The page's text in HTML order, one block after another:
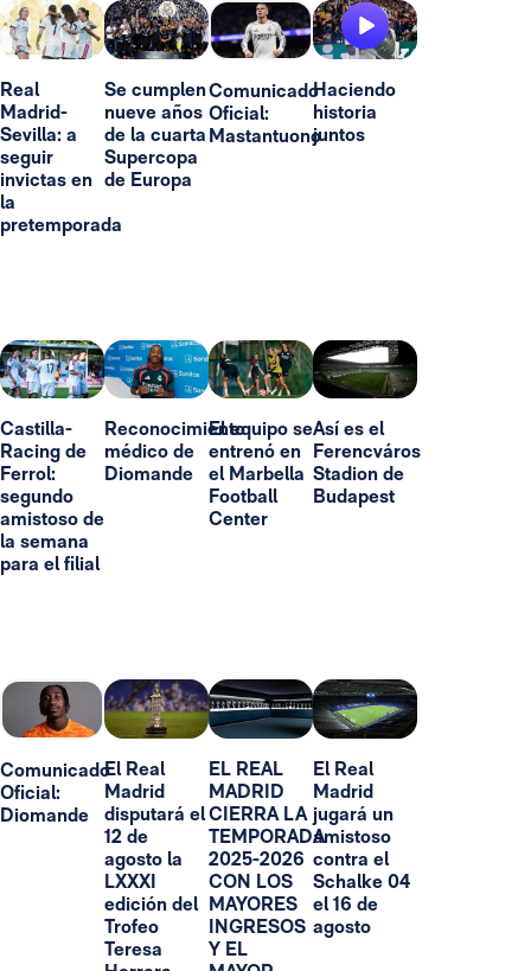
Real
Madrid-
Sevilla: a
seguir
invictas en
la
pretemporada
Se cumplen
nueve años
de la cuarta
Supercopa
de Europa
Comunicado
Oficial:
Mastantuono
Haciendo
historia
juntos
Castilla-
Racing de
Ferrol:
segundo
amistoso de
la semana
para el filial
Reconocimiento
médico de
Diomande
El equipo se
entrenó en
el Marbella
Football
Center
Así es el
Ferencváros
Stadion de
Budapest
Comunicado
Oficial:
Diomande
El Real
Madrid
disputará el
12 de
agosto la
LXXXI
edición del
Trofeo
Teresa
EL REAL
MADRID
CIERRA LA
TEMPORADA
2025-2026
CON LOS
MAYORES
INGRESOS
Y EL
El Real
Madrid
jugará un
amistoso
contra el
Schalke 04
el 16 de
agosto